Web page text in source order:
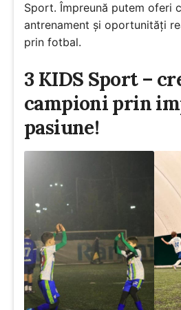
Sport. Împreună putem oferi
antrenament și oportunități
prin fotbal.
3 KIDS Sport –
campioni prin
pasiune!